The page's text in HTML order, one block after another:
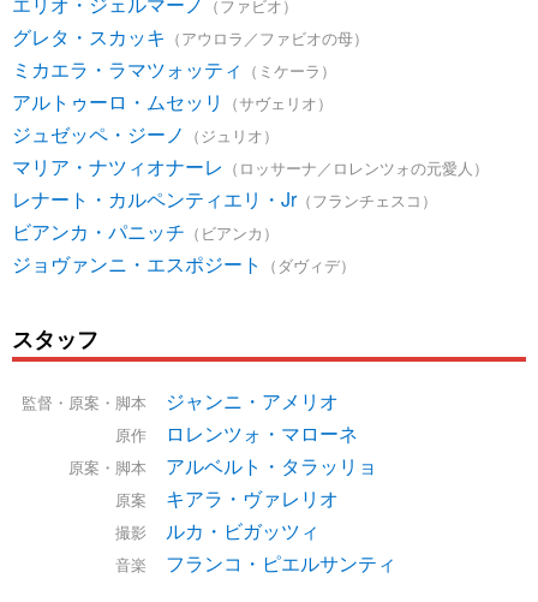
（ファビオ）
グレタ・スカッキ （アウロラ／ファビオの母）
ミカエラ・ラマツォッティ （ミケーラ）
アルトゥーロ・ムセッリ （サヴェリオ）
ジュゼッペ・ジーノ （ジュリオ）
マリア・ナツィオナーレ （ロッサーナ／ロレンツォの元愛人）
レナート・カルペンティエリ・Jr（フランチェスコ）
ビアンカ・パニッチ （ビアンカ）
ジョヴァンニ・エスポジート （ダヴィデ）
スタッフ
監督・原案・脚本 ジャンニ・アメリオ
原作 ロレンツォ・マローネ
原案・脚本 アルベルト・タラッリョ
原案 キアラ・ヴァレリオ
撮影 ルカ・ビガッツィ
音楽 フランコ・ピエルサンティ